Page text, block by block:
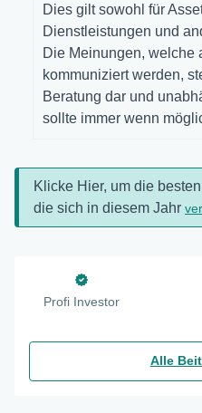
Dies gilt sowohl für
Dienstleistungen und
Die Meinungen, welche
kommuniziert werden,
Beratung dar und
sollte immer wenn
Klicke Hier, um die
die sich in diesem Jahr
Profi Investor
Alle